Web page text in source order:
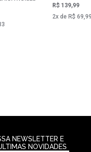
R$ 139,99
2‌x de R$
NEWSLETTER E
NOVIDADES